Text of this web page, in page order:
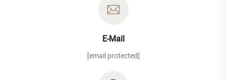
E-Mail
[email protected]